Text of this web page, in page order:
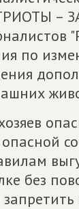
–
по
без